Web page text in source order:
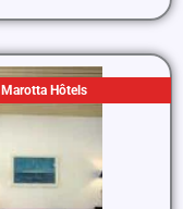
Marotta Hôtels